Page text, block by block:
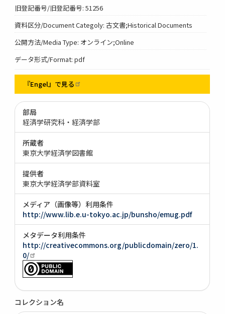
旧登記番号/旧登記番号: 51256
資料区分/Document Categoly: 古文書;Historical Documents
公開方法/Media Type: オンライン;Online
データ形式/Format: pdf
『Engel』で見る
部局
経済学研究科・経済学部
所蔵者
東京大学経済学図書館
提供者
東京大学経済学部資料室
メディア（画像等）利用条件
http://www.lib.e.u-tokyo.ac.jp/bunsho/emug.pdf
メタデータ利用条件
http://creativecommons.org/publicdomain/zero/1.
0/
コレクション名